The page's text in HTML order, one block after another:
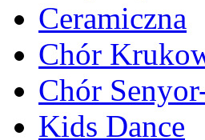
Ceramiczna
Chór
Chór
Kids Dance